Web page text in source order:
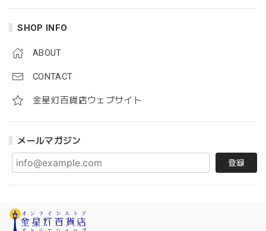
SHOP INFO
ABOUT
CONTACT
金星灯百貨店ウェブサイト
メールマガジン
登録